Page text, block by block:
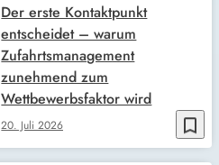
bookmark_border
20. Juli 2026
Der erste Kontaktpunkt
entscheidet – warum
Zufahrtsmanagement
zunehmend zum
Wettbewerbsfaktor wird